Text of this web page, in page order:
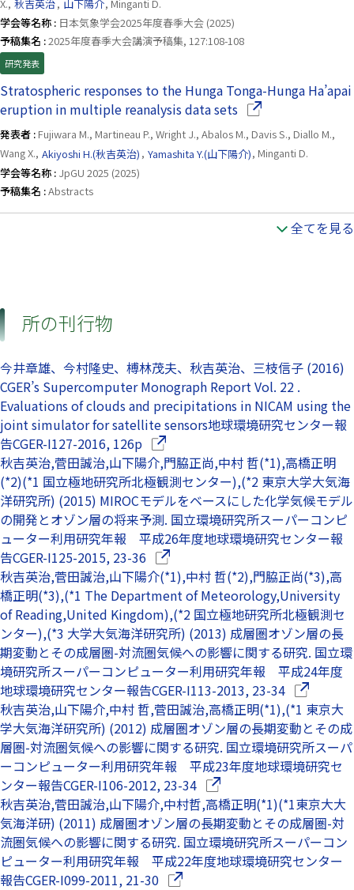
X., 秋吉英治, 山下陽介, Minganti D.
学会等名称 : 日本気象学会2025年度春季大会 (2025)
予稿集名 :2025年度春季大会講演予稿集, 127:108-108
研究発表
Stratospheric responses to the Hunga Tonga-Hunga Ha’apai
eruption in multiple reanalysis data sets（別ウインドウで
発表者 : Fujiwara M., Martineau P., Wright J., Abalos M., Davis S., Diallo M.,
Wang X., Akiyoshi H.(秋吉英治) , Yamashita Y.(山下陽介), Minganti D.
学会等名称 : JpGU 2025 (2025)
予稿集名 :Abstracts
全てを見る
所の刊行物
今井章雄、今村隆史、榑林茂夫、秋吉英治、三枝信子 (2016)
CGER’s Supercomputer Monograph Report Vol. 22 .
Evaluations of clouds and precipitations in NICAM using the
joint simulator for satellite sensors地球環境研究センター報
告CGER-I127-2016, 126p（別ウインドウで開きます）
秋吉英治,菅田誠治,山下陽介,門脇正尚,中村 哲(*1),高橋正明
(*2)(*1 国立極地研究所北極観測センター),(*2 東京大学大気海
洋研究所) (2015) MIROCモデルをベースにした化学気候モデル
の開発とオゾン層の将来予測. 国立環境研究所スーパーコンピ
ューター利用研究年報 平成26年度地球環境研究センター報
告CGER-I125-2015, 23-36（別ウインドウで開きます）
秋吉英治,菅田誠治,山下陽介(*1),中村 哲(*2),門脇正尚(*3),高
橋正明(*3),(*1 The Department of Meteorology,University
of Reading,United Kingdom),(*2 国立極地研究所北極観測セ
ンター),(*3 大学大気海洋研究所) (2013) 成層圏オゾン層の長
期変動とその成層圏-対流圏気候への影響に関する研究. 国立環
境研究所スーパーコンピューター利用研究年報 平成24年度
地球環境研究センター報告CGER-I113-2013, 23-34（別ウイン
秋吉英治,山下陽介,中村 哲,菅田誠治,高橋正明(*1),(*1 東京大
学大気海洋研究所) (2012) 成層圏オゾン層の長期変動とその成
層圏-対流圏気候への影響に関する研究. 国立環境研究所スーパ
ーコンピューター利用研究年報 平成23年度地球環境研究セ
ンター報告CGER-I106-2012, 23-34（別ウインドウで開きます
秋吉英治,菅田誠治,山下陽介,中村哲,高橋正明(*1)(*1東京大大
気海洋研) (2011) 成層圏オゾン層の長期変動とその成層圏-対
流圏気候への影響に関する研究. 国立環境研究所スーパーコン
ピューター利用研究年報 平成22年度地球環境研究センター
報告CGER-I099-2011, 21-30（別ウインドウで開きます）